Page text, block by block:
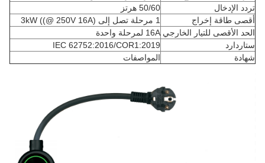
تردد الإدخال
50/60 هرتز
أقصى طاقة إخراج
الحد الأقصى للتيار الخارجي 16A لمرحلة واحدة
ستاردارد
IEC 62752:2016/COR1:2019
شهادة
المواصفات